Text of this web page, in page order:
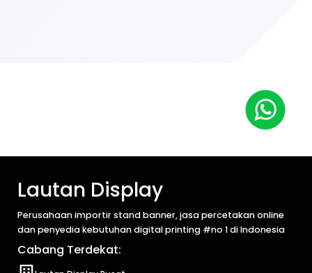
Lautan Display
Perusahaan importir stand banner, jasa percetakan online
dan penyedia kebutuhan digital printing #no 1 di Indonesia
Cabang Terdekat: